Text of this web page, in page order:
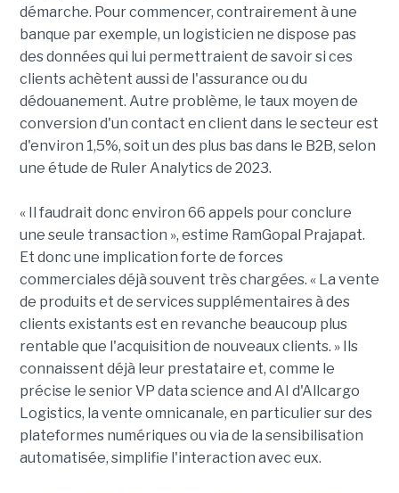
démarche. Pour commencer, contrairement à une
banque par exemple, un logisticien ne dispose pas
des données qui lui permettraient de savoir si ces
clients achètent aussi de l'assurance ou du
dédouanement. Autre problème, le taux moyen de
conversion d'un contact en client dans le secteur est
d'environ 1,5%, soit un des plus bas dans le B2B, selon
une étude de Ruler Analytics de 2023.
« Il faudrait donc environ 66 appels pour conclure
une seule transaction », estime RamGopal Prajapat.
Et donc une implication forte de forces
commerciales déjà souvent très chargées. « La vente
de produits et de services supplémentaires à des
clients existants est en revanche beaucoup plus
rentable que l'acquisition de nouveaux clients. » Ils
connaissent déjà leur prestataire et, comme le
précise le senior VP data science and AI d'Allcargo
Logistics, la vente omnicanale, en particulier sur des
plateformes numériques ou via de la sensibilisation
automatisée, simplifie l'interaction avec eux.